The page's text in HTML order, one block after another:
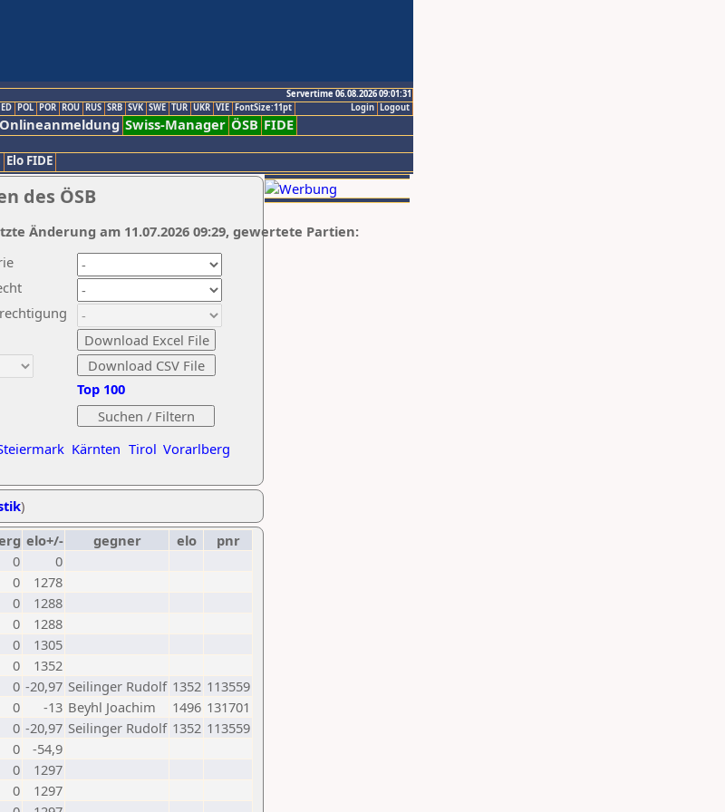
Servertime 06.08.2026 09:01:31
Logout
Login
POL POR ROU RUS SRB SVK SWE TUR UKR VIE FontSize:11pt
Onlineanmeldung Swiss-Manager ÖSB FIDE
Elo FIDE
des ÖSB
Kärnten Tirol Vorarlberg
Top 100
Änderung am 11.07.2026 09:29, gewertete Partien:
)
elo+/- gegner elo
pnr
0
0
0
1278
0
1288
0
1288
0
1305
0
1352
0 -20,97 Seilinger Rudolf 1352 113559
0 -13 Beyhl Joachim 1496 131701
0 -20,97 Seilinger Rudolf 1352 113559
0
-54,9
0
1297
0
1297